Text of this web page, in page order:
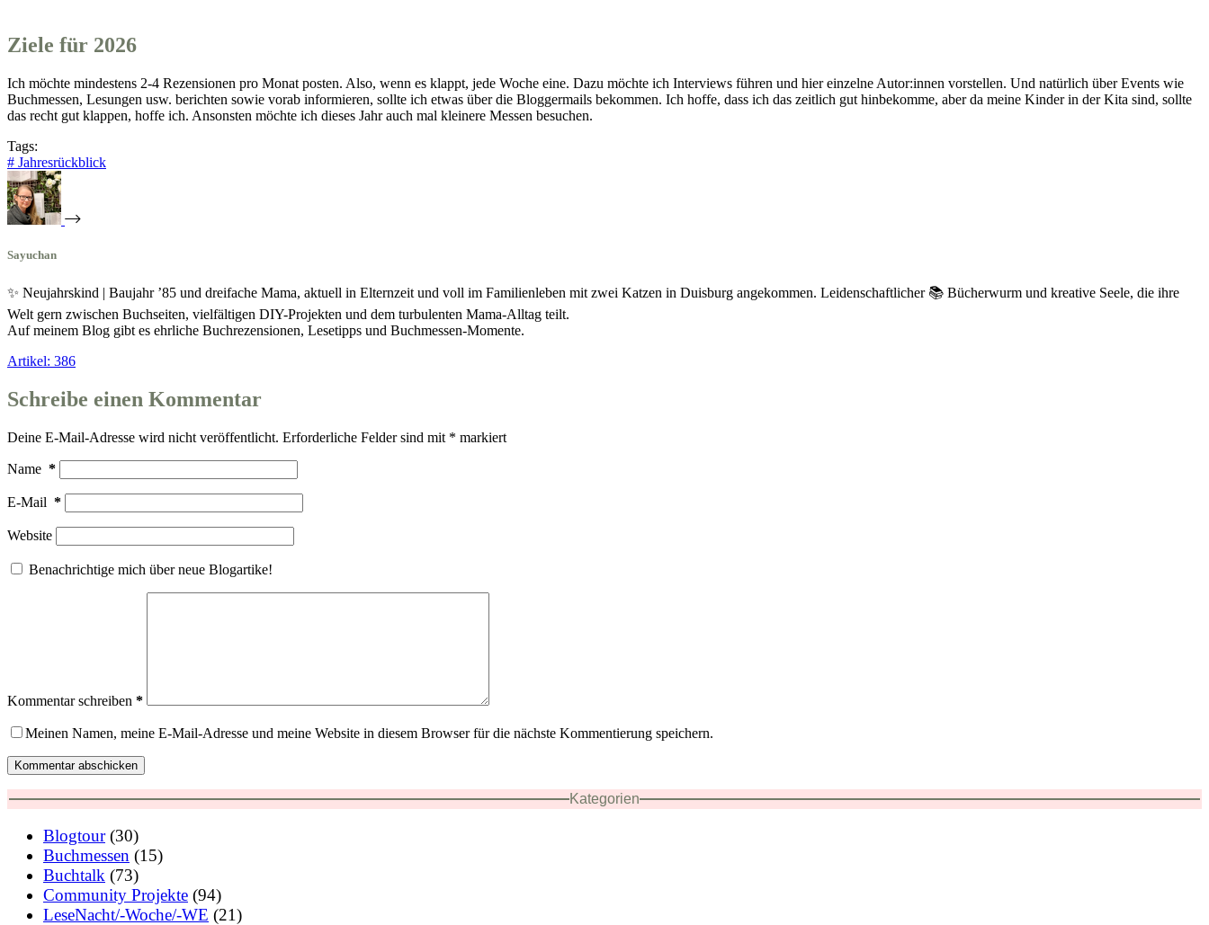
Ziele für 2026
Ich möchte mindestens 2-4 Rezensionen pro Monat posten. Also, wenn es klappt, jede Woche eine. Dazu möchte ich Interviews führen und hier einzelne Autor:innen vorstellen. Und natürlich über Events wie
Buchmessen, Lesungen usw. berichten sowie vorab informieren, sollte ich etwas über die Bloggermails bekommen. Ich hoffe, dass ich das zeitlich gut hinbekomme, aber da meine Kinder in der Kita sind, sollte
das recht gut klappen, hoffe ich. Ansonsten möchte ich dieses Jahr auch mal kleinere Messen besuchen.
Tags:
# Jahresrückblick
Sayuchan
✨ Neujahrskind | Baujahr ’85 und dreifache Mama, aktuell in Elternzeit und voll im Familienleben mit zwei Katzen in Duisburg angekommen. Leidenschaftlicher 📚 Bücherwurm und kreative Seele, die ihre
Welt gern zwischen Buchseiten, vielfältigen DIY-Projekten und dem turbulenten Mama-Alltag teilt.
Auf meinem Blog gibt es ehrliche Buchrezensionen, Lesetipps und Buchmessen-Momente.
Artikel: 386
Schreibe einen Kommentar
Deine E-Mail-Adresse wird nicht veröffentlicht. Erforderliche Felder sind mit * markiert
Name *
E-Mail *
Website
Benachrichtige mich über neue Blogartike!
Kommentar schreiben *
Meinen Namen, meine E-Mail-Adresse und meine Website in diesem Browser für die nächste Kommentierung speichern.
Kommentar abschicken
Kategorien
Blogtour(30)
Buchmessen (15)
Buchtalk (73)
Community Projekte (94)
LeseNacht/-Woche/-WE (21)